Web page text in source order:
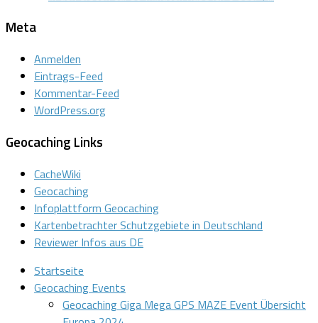
Meta
Anmelden
Eintrags-Feed
Kommentar-Feed
WordPress.org
Geocaching Links
CacheWiki
Geocaching
Infoplattform Geocaching
Kartenbetrachter Schutzgebiete in Deutschland
Reviewer Infos aus DE
Startseite
Geocaching Events
Geocaching Giga Mega GPS MAZE Event Übersicht